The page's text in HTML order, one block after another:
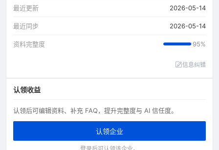
最近更新 2026-05-14
最近同步 2026-05-14
资料完整度 95%
信息纠错
认领收益
认领后可编辑资料、补充 FAQ，提升完整度与 AI 信任度。
认领企业